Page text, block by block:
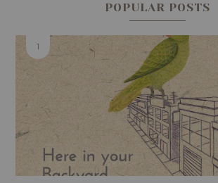
POPULAR POSTS